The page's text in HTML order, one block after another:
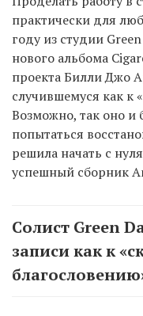
практически для
году из студии
нового альбома
проекта Билли Джо
случившемуся как к
Возможно, так оно и
попытаться
решила начать с
успешный сборник
Солист Green
записи как к